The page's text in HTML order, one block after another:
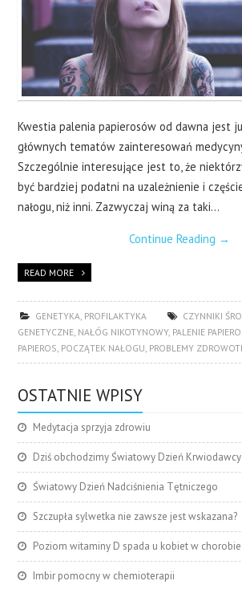
Kwestia palenia papierosów od dawna jest
głównych tematów zainteresowań
Szczególnie interesujące jest to, że
być bardziej podatni na uzależnienie i
nałogu, niż inni. Zazwyczaj winą za taki…
Continue Reading →
READ MORE
GENETYKA, PROFILAKTYKA CZYNNIKI
GENETYCZNE, NAŁÓG NIKOTYNOWY, PALENIE
PAPIEROS, POCZĄTEK NAŁOGU, PROBLEMY
OSTATNIE WPISY
Medytacja sprzyja zdrowiu
Dziś obchodzimy Światowy Dzień Krwiodawcy
Światowy Dzień Nadciśnienia Tętniczego
Szczupła sylwetka nie zawsze jest wskazana?
Poziom witaminy D spada u kobiet w
Imbir pomocny w chemioterapii